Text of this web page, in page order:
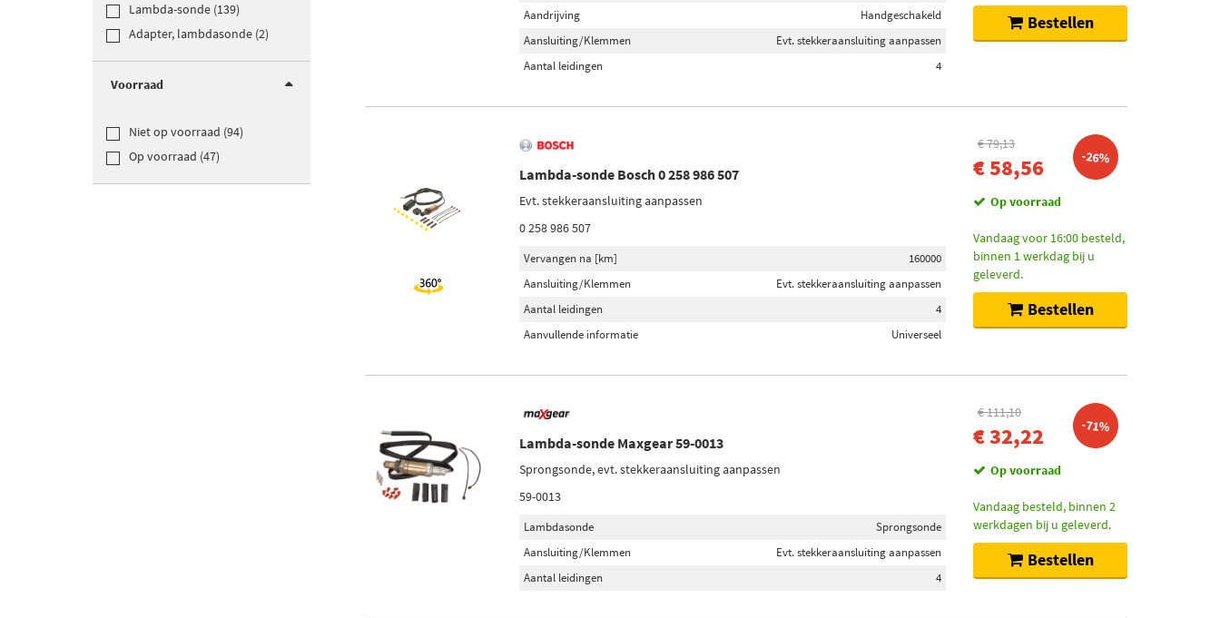
Lambda-sonde (139)
Adapter, lambdasonde (2)
Voorraad
Niet op voorraad (94)
Op voorraad (47)
Aandrijving
Handgeschakeld
Aansluiting/Klemmen
Evt. stekkeraansluiting aanpassen
Aantal leidingen
4
Bestellen
Lambda-sonde Bosch 0 258 986 507
Evt. stekkeraansluiting aanpassen
0 258 986 507
Vervangen na [km]
160000
Aansluiting/Klemmen
Evt. stekkeraansluiting aanpassen
Aantal leidingen
4
Aanvullende informatie
Universeel
€ 79,13
€ 58,56 -26%
Op voorraad
Vandaag voor 16:00 besteld,
binnen 1 werkdag bij u
geleverd.
Bestellen
Lambda-sonde Maxgear 59-0013
Sprongsonde, evt. stekkeraansluiting aanpassen
59-0013
Lambdasonde
Sprongsonde
Aansluiting/Klemmen
Evt. stekkeraansluiting aanpassen
Aantal leidingen
4
€ 111,10
€ 32,22 -71%
Op voorraad
Vandaag besteld, binnen 2
werkdagen bij u geleverd.
Bestellen